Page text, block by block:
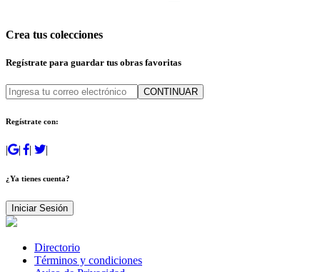
Crea tus colecciones
Regístrate para guardar tus obras favoritas
CONTINUAR
Regístrate con:
| | | |
¿Ya tienes cuenta?
Iniciar Sesión
Directorio
Términos y condiciones